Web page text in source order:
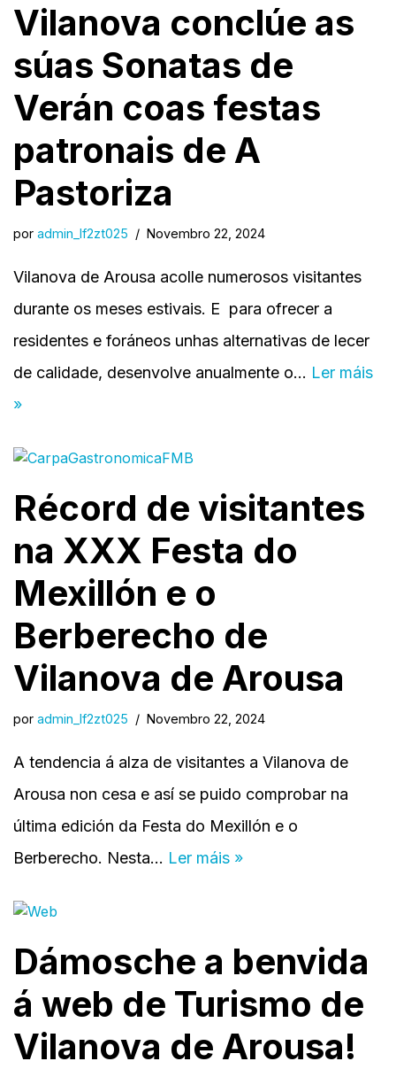
Vilanova conclúe as
súas Sonatas de
Verán coas festas
patronais de A
Pastoriza
por admin_lf2zt025 Novembro 22, 2024
Vilanova de Arousa acolle numerosos visitantes
durante os meses estivais. E para ofrecer a
residentes e foráneos unhas alternativas de lecer
de calidade, desenvolve anualmente o… Ler máis
»
Récord de visitantes
na XXX Festa do
Mexillón e o
Berberecho de
Vilanova de Arousa
por admin_lf2zt025 Novembro 22, 2024
A tendencia á alza de visitantes a Vilanova de
Arousa non cesa e así se puido comprobar na
última edición da Festa do Mexillón e o
Berberecho. Nesta… Ler máis »
Dámosche a benvida
á web de Turismo de
Vilanova de Arousa!